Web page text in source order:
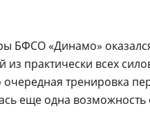
БФСО «Динамо»
из практически всех
очередная тренировка
еще одна возможность